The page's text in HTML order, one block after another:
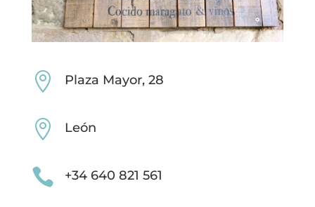
 Plaza Mayor, 28
 León
 +34 640 821 561